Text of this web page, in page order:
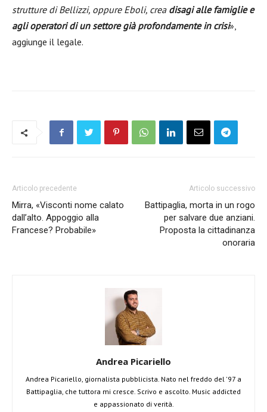
strutture di Bellizzi, oppure Eboli, crea disagi alle famiglie e
agli operatori di un settore già profondamente in crisi»,
aggiunge il legale.
Articolo precedente
Mirra, «Visconti nome calato
dall’alto. Appoggio alla
Francese? Probabile»
Articolo successivo
Battipaglia, morta in un rogo
per salvare due anziani.
Proposta la cittadinanza
onoraria
Andrea Picariello
Andrea Picariello, giornalista pubblicista. Nato nel freddo del '97 a
Battipaglia, che tuttora mi cresce. Scrivo e ascolto. Music addicted
e appassionato di verità.